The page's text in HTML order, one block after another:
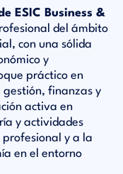
ESIC Business &
del ámbito
con una sólida
y
práctico en
gestión, finanzas y
activa en
y actividades
y a la
en el entorno